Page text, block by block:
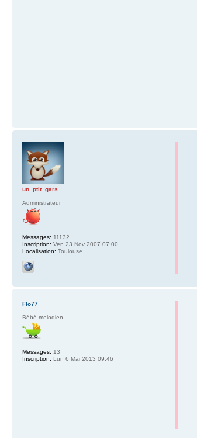
un_ptit_gars
Administrateur
Messages: 11132
Inscription: Ven 23 Nov 2007 07:00
Localisation: Toulouse
Flo77
Bébé melodien
Messages: 13
Inscription: Lun 6 Mai 2013 09:46